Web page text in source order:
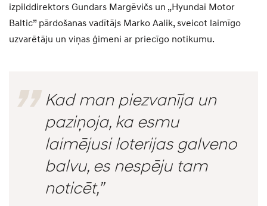
izpilddirektors Gundars Margēvičs un „Hyundai Motor
Baltic” pārdošanas vadītājs Marko Aalik, sveicot laimīgo
uzvarētāju un viņas ģimeni ar priecīgo notikumu.
Kad man piezvanīja un
paziņoja, ka esmu
laimējusi loterijas galveno
balvu, es nespēju tam
noticēt,”